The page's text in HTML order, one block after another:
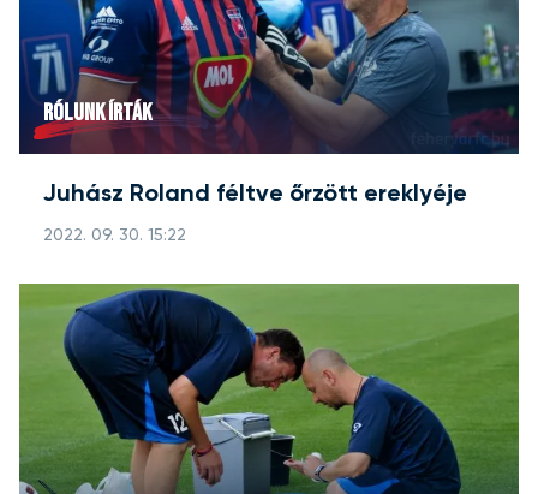
RÓLUNK ÍRTÁK
Juhász Roland féltve őrzött ereklyéje
2022. 09. 30. 15:22